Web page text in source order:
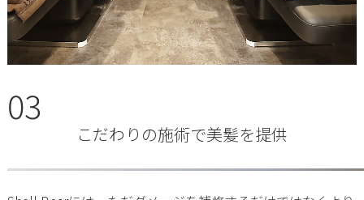
03
こだわりの施術で美髪を提供